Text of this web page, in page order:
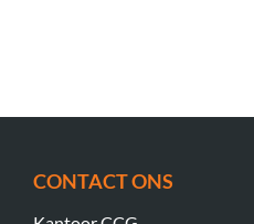
CONTACT ONS